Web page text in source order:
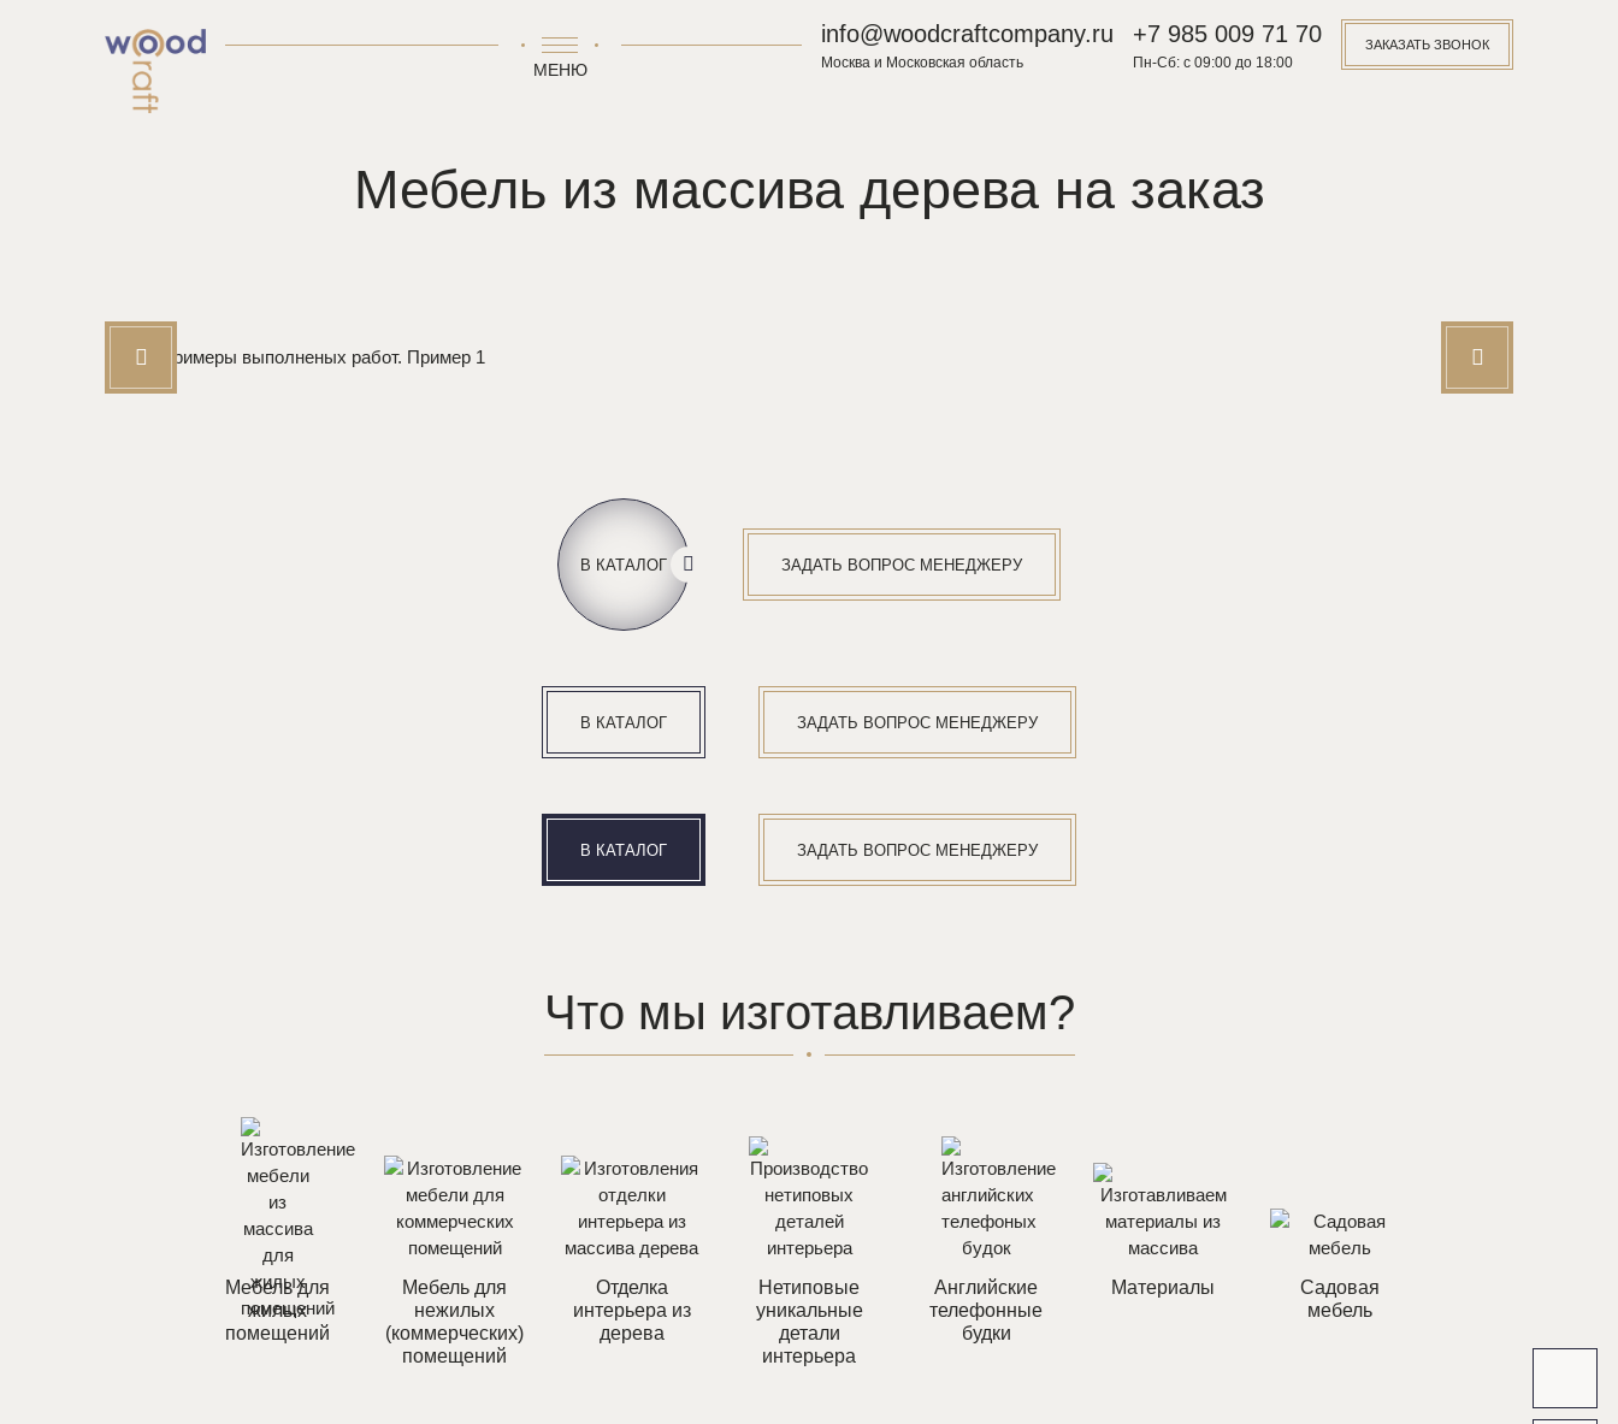
МЕНЮ
info@woodcraftcompany.ru
Москва и Московская область
+7 985 009 71 70
Пн-Сб: с 09:00 до 18:00
ЗАКАЗАТЬ ЗВОНОК
Мебель из массива дерева на заказ
В КАТАЛОГ ЗАДАТЬ ВОПРОС МЕНЕДЖЕРУ
В КАТАЛОГ ЗАДАТЬ ВОПРОС МЕНЕДЖЕРУ
В КАТАЛОГ ЗАДАТЬ ВОПРОС МЕНЕДЖЕРУ
Что мы изготавливаем?
Мебель для
жилых
помещений
Мебель для
нежилых
(коммерческих)
помещений
Отделка
интерьера из
дерева
Нетиповые
уникальные
детали
интерьера
Английские
телефонные
будки
Материалы
Садовая
мебель